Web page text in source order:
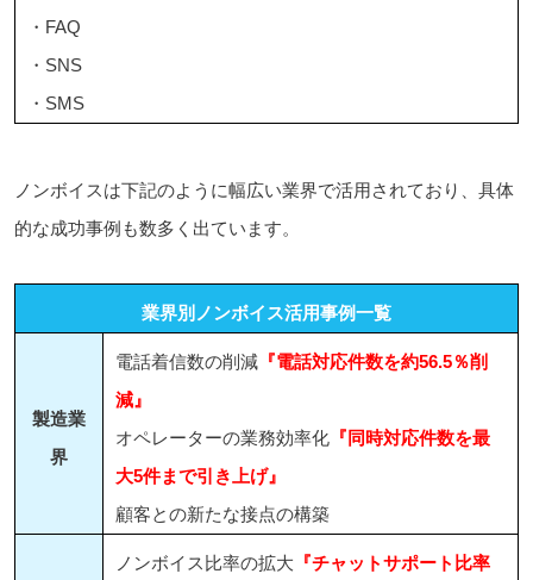
・FAQ
・SNS
・SMS
ノンボイスは下記のように幅広い業界で活用されており、具体
的な成功事例も数多く出ています。
業界別ノンボイス活用事例一覧
製造業
界
電話着信数の削減 『電話対応件数を約56.5％削
減』
オペレーターの業務効率化 『同時対応件数を最
大5件まで引き上げ』
顧客との新たな接点の構築
ノンボイス比率の拡大 『チャットサポート比率